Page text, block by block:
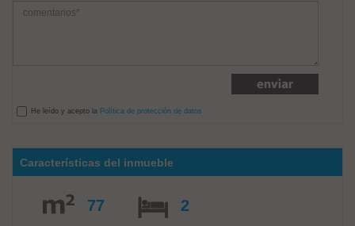
He leído y acepto la Política de protección de datos
Características del inmueble
77 2